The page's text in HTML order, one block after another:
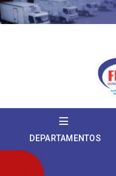
DEPARTAMENTOS